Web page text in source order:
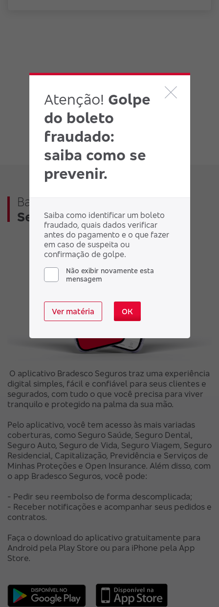
Atenção! Golpe
do boleto
fraudado:
saiba como se
prevenir.
Saiba como identificar um boleto
fraudado, quais dados verificar
antes do pagamento e o que fazer
em caso de suspeita ou
confirmação de golpe.
Não exibir novamente esta
mensagem
Ver matéria OK
Faça parte do Clube
Baixe o aplicativo
Seguros
O aplicativo Bradesco Seguros traz uma experiência
digital simples, fácil e confiável para seus clientes e
segurados, com tudo o que você precisa para viver
tranquilo e protegido na palma da sua mão.
Pelo aplicativo, você tem acesso às mais variadas
coberturas, como Seguro Saúde, Seguro Dental,
Seguro Auto, Seguro de Vida, Seguro Viagem, Seguro
Residencial, Capitalização, Previdência e Serviços de
Minhas Proteções e Open Insurance. Além disso, com
o app Bradesco Seguros, você pode:
- Pedir seu reembolso de forma descomplicada;
- Receber notificações e acompanhar seus pedidos e
contratos.
Faça o download do aplicativo gratuitamente para
Android pela Play Store ou para iPhone pela App
Store.